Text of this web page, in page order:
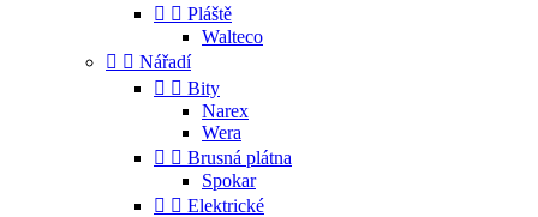
  Pláště
Walteco
  Nářadí
  Bity
Narex
Wera
  Brusná plátna
Spokar
  Elektrické